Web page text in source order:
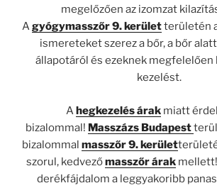
megelőzően az izomzat
Agyógymasszőr 9. kerületterületén
ismereteket szerez a bőr, a bőr
állapotáról és ezeknek megfelelően
kezelést.
A hegkezelés árakmiatt
bizalommal! Masszázs Budapest
bizalommal masszőr 9. kerület
szorul, kedvezőmasszőr árakmellett!
derékfájdalom a leggyakoribb